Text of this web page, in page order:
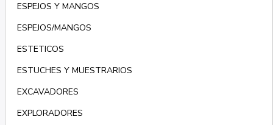
ESPEJOS Y MANGOS
ESPEJOS/MANGOS
ESTETICOS
ESTUCHES Y MUESTRARIOS
EXCAVADORES
EXPLORADORES